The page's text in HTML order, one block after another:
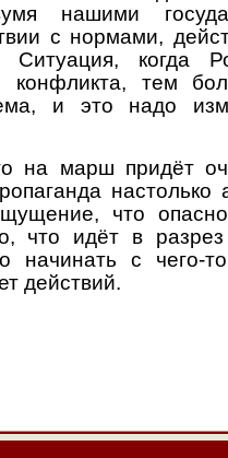
нашими
с нормами,
Ситуация, когда
конфликта, тем
и это надо
на марш придёт
настолько
что
что идёт в
начинать с чего-
действий.